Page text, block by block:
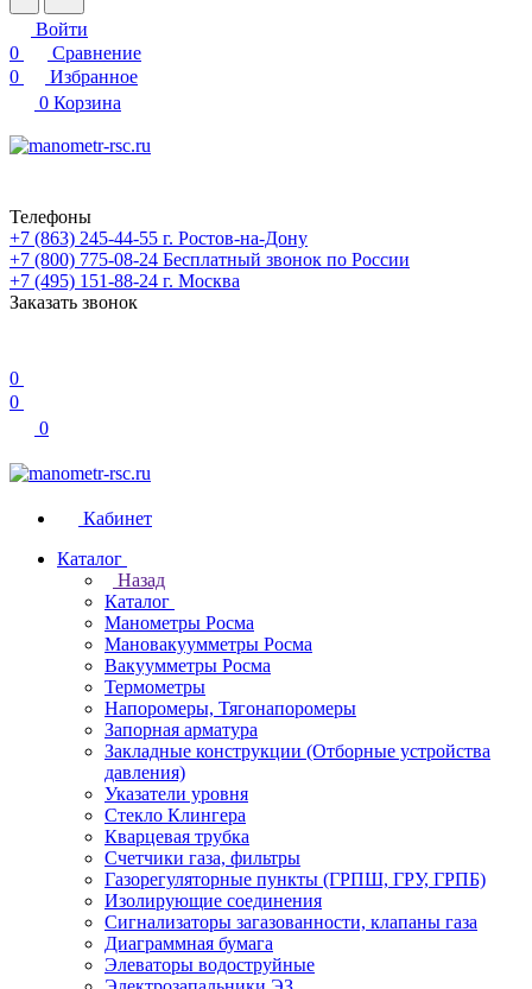
Войти
0
Сравнение
0
Избранное
0 Корзина
Телефоны
+7 (863) 245-44-55 г. Ростов-на-Дону
+7 (800) 775-08-24 Бесплатный звонок по России
+7 (495) 151-88-24 г. Москва
Заказать звонок
0
0
0
Кабинет
Каталог
Назад
Каталог
Манометры Росма
Мановакуумметры Росма
Вакуумметры Росма
Термометры
Напоромеры, Тягонапоромеры
Запорная арматура
Закладные конструкции (Отборные устройства
давления)
Указатели уровня
Стекло Клингера
Кварцевая трубка
Счетчики газа, фильтры
Газорегуляторные пункты (ГРПШ, ГРУ, ГРПБ)
Изолирующие соединения
Сигнализаторы загазованности, клапаны газа
Диаграммная бумага
Элеваторы водоструйные